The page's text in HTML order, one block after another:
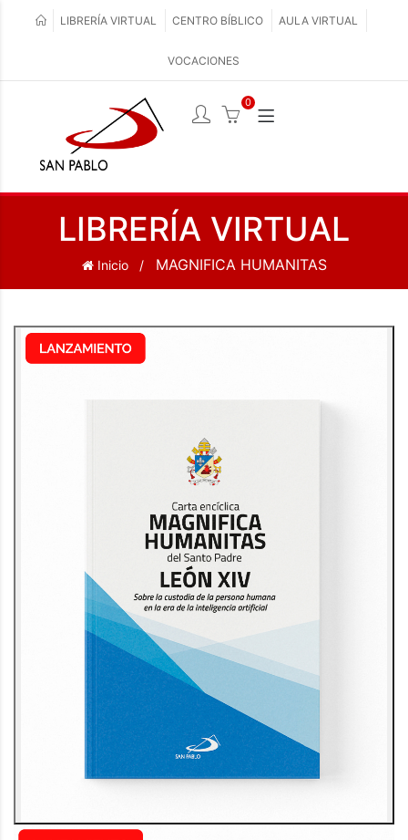
LIBRERÍA VIRTUAL CENTRO BÍBLICO AULA VIRTUAL
VOCACIONES
0
LIBRERÍA VIRTUAL
Inicio MAGNIFICA HUMANITAS